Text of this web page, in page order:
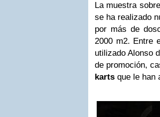
La muestra
se ha realizado
por más de
2000 m2. Entre
utilizado Alonso
de promoción,
karts que le han